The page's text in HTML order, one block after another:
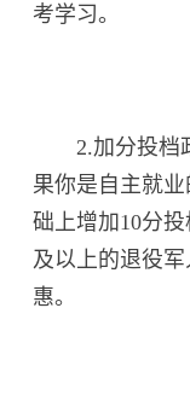
考学习。
2.加分投档政
果你是自主就
础上增加10分
及以上的退役
惠。